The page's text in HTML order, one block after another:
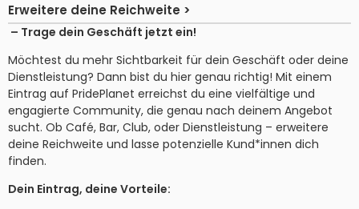
Erweitere deine Reichweite >
– Trage dein Geschäft jetzt ein!
Möchtest du mehr Sichtbarkeit für dein Geschäft oder deine
Dienstleistung? Dann bist du hier genau richtig! Mit einem
Eintrag auf PridePlanet erreichst du eine vielfältige und
engagierte Community, die genau nach deinem Angebot
sucht. Ob Café, Bar, Club, oder Dienstleistung – erweitere
deine Reichweite und lasse potenzielle Kund*innen dich
finden.
Dein Eintrag, deine Vorteile: